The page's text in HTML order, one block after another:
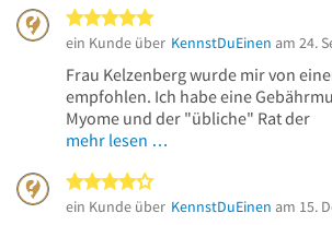
ein Kunde über KennstDuEinen am 24.
Frau Kelzenberg wurde mir von
empfohlen. Ich habe eine
Myome und der "übliche" Rat der
mehr lesen …
ein Kunde über KennstDuEinen am 15.